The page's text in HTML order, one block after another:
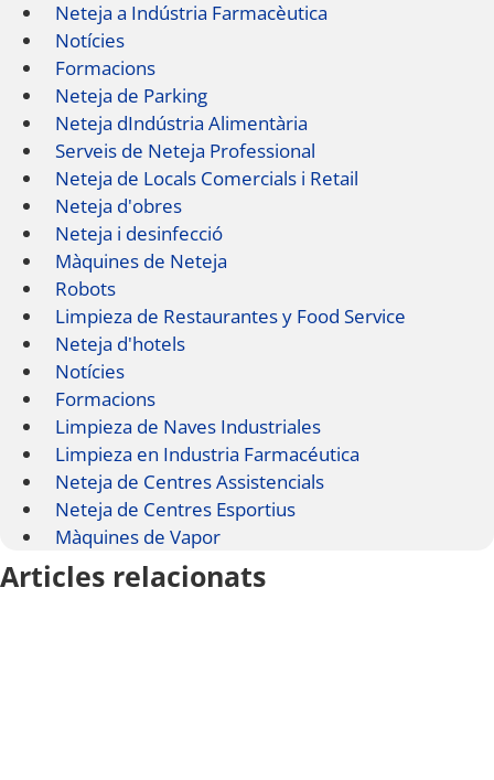
Neteja a Indústria Farmacèutica
Notícies
Formacions
Neteja de Parking
Neteja dIndústria Alimentària
Serveis de Neteja Professional
Neteja de Locals Comercials i Retail
Neteja d'obres
Neteja i desinfecció
Màquines de Neteja
Robots
Limpieza de Restaurantes y Food Service
Neteja d'hotels
Notícies
Formacions
Limpieza de Naves Industriales
Limpieza en Industria Farmacéutica
Neteja de Centres Assistencials
Neteja de Centres Esportius
Màquines de Vapor
Articles relacionats